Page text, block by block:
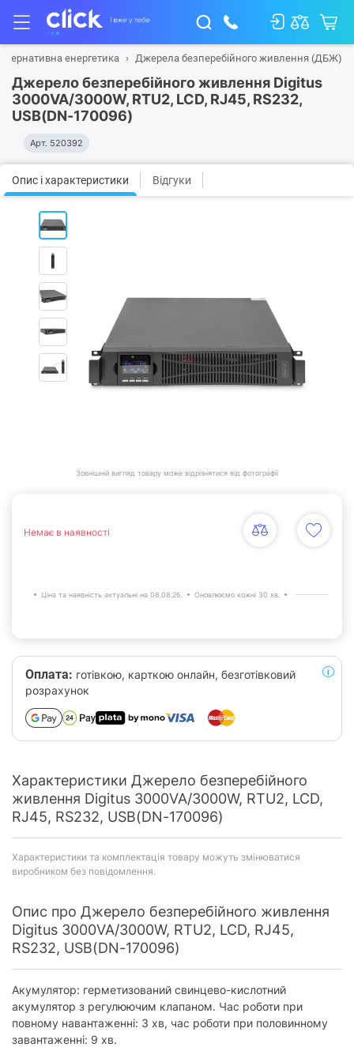
енергетика Джерела безперебійного живлення (ДБЖ)
Джерело безперебійного живлення Digitus
3000VA/3000W, RTU2, LCD, RJ45, RS232,
USB(DN-170096)
Арт. 520392
Опис і характеристики Відгуки
Зовнішній вигляд товару може відрізнятися від фотографії
Немає в наявності
Ціна та наявність актуальні на 08.08.26. Оновлюємо кожні 30 хв.
Оплата: готівкою, карткою онлайн, безготівковий
розрахунок
Характеристики Джерело безперебійного
живлення Digitus 3000VA/3000W, RTU2, LCD,
RJ45, RS232, USB(DN-170096)
Характеристики та комплектація товару можуть змінюватися
виробником без повідомлення.
Опис про Джерело безперебійного живлення
Digitus 3000VA/3000W, RTU2, LCD, RJ45,
RS232, USB(DN-170096)
Акумулятор: герметизований свинцево-кислотний
акумулятор з регулюючим клапаном. Час роботи при
повному навантаженні: 3 хв, час роботи при половинному
завантаженні: 9 хв.